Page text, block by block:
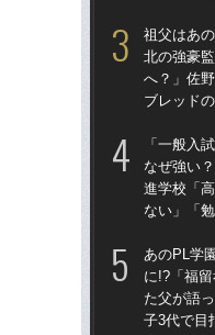
祖父はあ
北の強豪
へ？」佐
ブレッド
「一般入
なぜ強い
進学校「
ない」「
あのPL学
に!?「福留
た父が語
子3代で目